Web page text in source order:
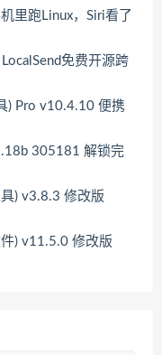
里跑Linux，Siri看了
免费开源跨
) Pro v10.4.10 便携
305181 解锁完
) v3.8.3 修改版
) v11.5.0 修改版